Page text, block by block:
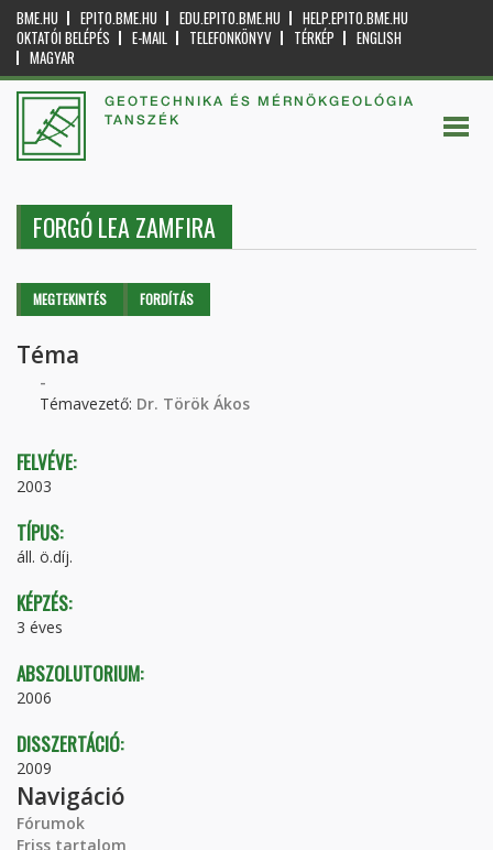
BME.HU EPITO.BME.HU EDU.EPITO.BME.HU
HELP.EPITO.BME.HU
OKTATÓI BELÉPÉS
E-MAIL TELEFONKÖNYV TÉRKÉP
ENGLISH
MAGYAR
GEOTECHNIKA ÉS MÉRNÖKGEOLÓGIA
TANSZÉK
FORGÓ LEA ZAMFIRA
Elsődleges fülek
MEGTEKINTÉS (AKTÍVFORDÍTÁS
Téma
-
Témavezető: Dr. Török Ákos
FELVÉVE:
2003
TÍPUS:
áll. ö.díj.
KÉPZÉS:
3 éves
ABSZOLUTORIUM:
2006
DISSZERTÁCIÓ:
2009
Navigáció
Fórumok
Friss tartalom